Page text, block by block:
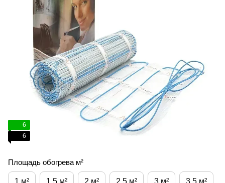
6
6
Площадь обогрева м²
1 м² 1.5 м² 2 м² 2.5 м² 3 м² 3.5 м²